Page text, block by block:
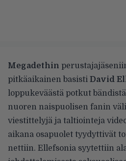
Megadethin
pitkäaikainen basisti David
loppukeväästä potkut
nuoren naispuolisen fanin
viestittelyjä ja taltiointeja
aikana osapuolet tyydyttivät
nettiin. Ellefsonia syytettiin